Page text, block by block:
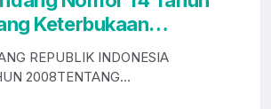
Keterbukaan
REPUBLIK INDONESIA
2008TENTANG